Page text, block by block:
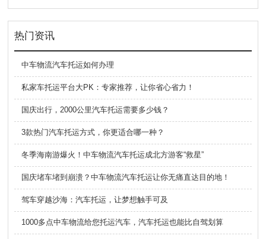
热门资讯
中车物流汽车托运如何办理
私家车托运平台大PK：专家推荐，让你省心省力！
国庆出行，2000公里汽车托运需要多少钱？
3款热门汽车托运方式，你更适合哪一种？
冬季海南游爆火！中车物流汽车托运成北方游客“救星”
国庆堵车堵到崩溃？中车物流汽车托运让你无痛直达目的地！
驾车穿越沙海：汽车托运，让梦想触手可及
1000多点中车物流给您托运汽车，汽车托运也能比自驾划算